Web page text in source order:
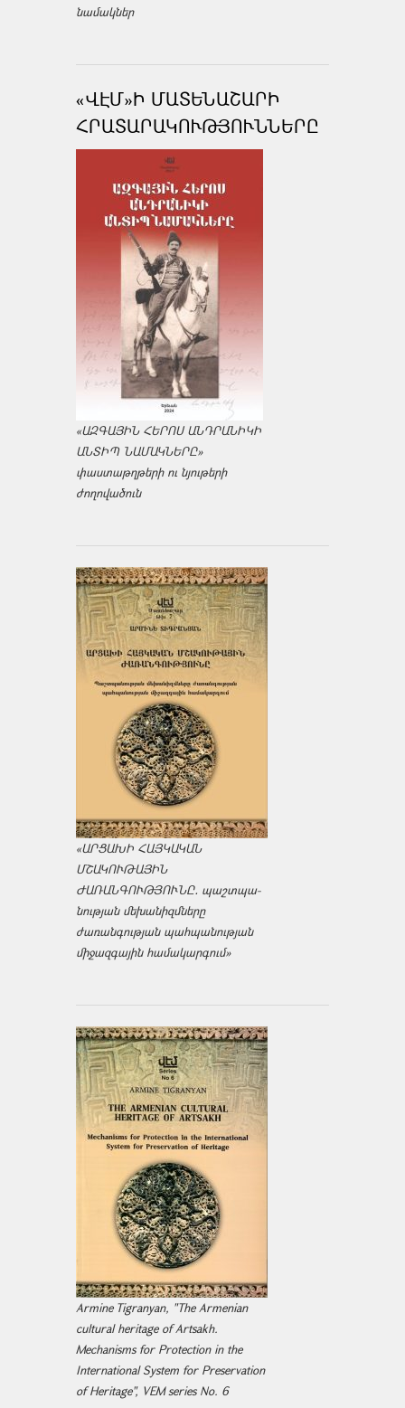
նամակներ
«ՎԷՄ»Ի ՄԱՏԵՆԱՇԱՐԻ
ՀՐԱՏԱՐԱԿՈՒԹՅՈՒՆՆԵՐԸ
«ԱԶԳԱՅԻՆ ՀԵՐՈՍ ԱՆԴՐԱՆԻԿԻ
ԱՆՏԻՊ ՆԱՄԱԿՆԵՐԸ»
փաստաթղթերի ու նյութերի
ժողովածուն
«ԱՐՑԱԽԻ ՀԱՅԿԱԿԱՆ
ՄՇԱԿՈՒԹԱՅԻՆ
ԺԱՌԱՆԳՈՒԹՅՈՒՆԸ․ պաշտպա­
նության մեխանիզմները
ժառանգության պահպանության
միջազ­գային համակարգում»
Armine Tigranyan, "The Armenian
cultural heritage of Artsakh.
Mechanisms for Protection in the
International System for Preservation
of Heritage", VEM series No. 6